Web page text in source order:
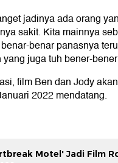
jadinya ada orang
sakit. Kita mainnya
benar panasnya
juga tuh bener-
film Ben dan Jody
2022 mendatang.
Motel' Jadi Film